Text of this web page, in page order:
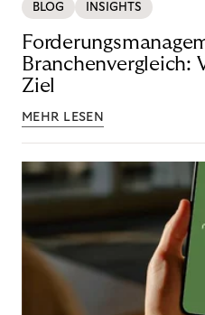
BLOG INSIGHTS
Branchenvergleich:
Ziel
MEHR LESEN